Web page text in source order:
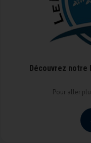
Découvrez notre
Pour aller